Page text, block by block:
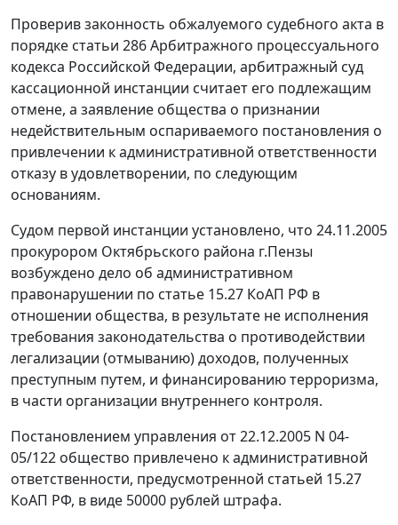
Проверив законность обжалуемого судебного акта в
порядке статьи 286 Арбитражного процессуального
кодекса Российской Федерации, арбитражный суд
кассационной инстанции считает его подлежащим
отмене, а заявление общества о признании
недействительным оспариваемого постановления о
привлечении к административной ответственности
отказу в удовлетворении, по следующим
основаниям.
Судом первой инстанции установлено, что 24.11.2005
прокурором Октябрьского района г.Пензы
возбуждено дело об административном
правонарушении по статье 15.27 КоАП РФ в
отношении общества, в результате не исполнения
требования законодательства о противодействии
легализации (отмыванию) доходов, полученных
преступным путем, и финансированию терроризма,
в части организации внутреннего контроля.
Постановлением управления от 22.12.2005 N 04-
05/122 общество привлечено к административной
ответственности, предусмотренной статьей 15.27
КоАП РФ, в виде 50000 рублей штрафа.